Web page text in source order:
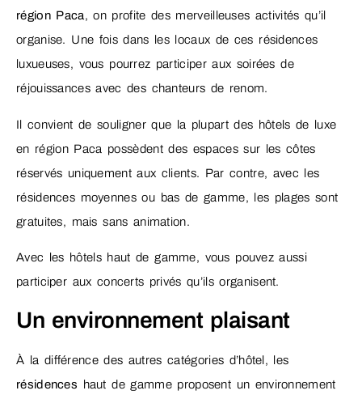
région Paca, on profite des merveilleuses activités qu’il
organise. Une fois dans les locaux de ces résidences
luxueuses, vous pourrez participer aux soirées de
réjouissances avec des chanteurs de renom.
Il convient de souligner que la plupart des hôtels de luxe
en région Paca possèdent des espaces sur les côtes
réservés uniquement aux clients. Par contre, avec les
résidences moyennes ou bas de gamme, les plages sont
gratuites, mais sans animation.
Avec les hôtels haut de gamme, vous pouvez aussi
participer aux concerts privés qu’ils organisent.
Un environnement plaisant
À la différence des autres catégories d’hôtel, les
résidences haut de gamme proposent un environnement